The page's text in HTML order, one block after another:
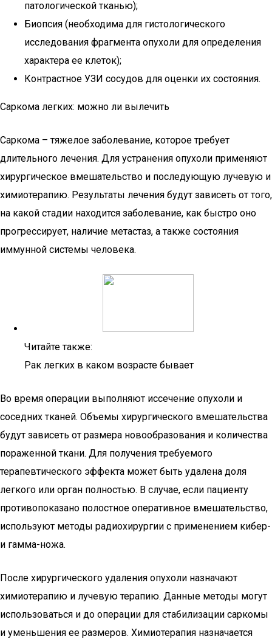
патологической тканью);
Биопсия (необходима для гистологического
исследования фрагмента опухоли для определения
характера ее клеток);
Контрастное УЗИ сосудов для оценки их состояния.
Саркома легких: можно ли вылечить
Саркома – тяжелое заболевание, которое требует
длительного лечения. Для устранения опухоли применяют
хирургическое вмешательство и последующую лучевую и
химиотерапию. Результаты лечения будут зависеть от того,
на какой стадии находится заболевание, как быстро оно
прогрессирует, наличие метастаз, а также состояния
иммунной системы человека.
Читайте также:
Рак легких в каком возрасте бывает
Во время операции выполняют иссечение опухоли и
соседних тканей. Объемы хирургического вмешательства
будут зависеть от размера новообразования и количества
пораженной ткани. Для получения требуемого
терапевтического эффекта может быть удалена доля
легкого или орган полностью. В случае, если пациенту
противопоказано полостное оперативное вмешательство,
используют методы радиохирургии с применением кибер-
и гамма-ножа.
После хирургического удаления опухоли назначают
химиотерапию и лучевую терапию. Данные методы могут
использоваться и до операции для стабилизации саркомы
и уменьшения ее размеров. Химиотерапия назначается